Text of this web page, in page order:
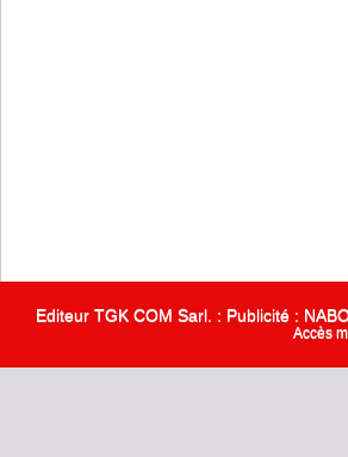
Editeur TGK COM Sarl. : Publicité :
Accès